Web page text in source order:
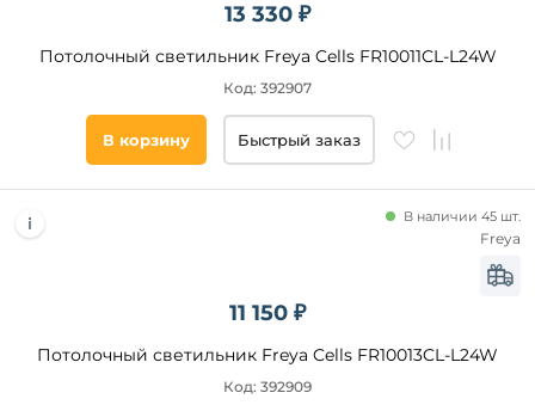
13 330 ₽
Потолочный светильник Freya Cells FR10011CL-L24W
Код: 392907
В корзину Быстрый заказ
11 150 ₽
Потолочный светильник Freya Cells FR10013CL-L24W
В наличии 45 шт.
Код: 392909
Freya